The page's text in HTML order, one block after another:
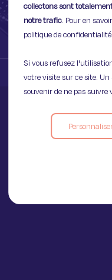
collectons sont
notre trafic. Pour en
politique de confidentialité.
Si vous refusez
votre visite sur ce site.
souvenir de ne pas suivre